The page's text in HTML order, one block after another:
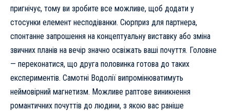
пригнічує, тому ви зробите все можливе, щоб додати у
стосунки елемент несподіванки. Сюрприз для партнера,
спонтанне запрошення на концептуальну виставку або зміна
звичних планів на вечір значно освіжать ваші почуття. Головне
— переконатися, що друга половинка готова до таких
експериментів. Самотні Водолії випромінюватимуть
неймовірний магнетизм. Можливе раптове виникнення
романтичних почуттів до людини, з якою вас раніше